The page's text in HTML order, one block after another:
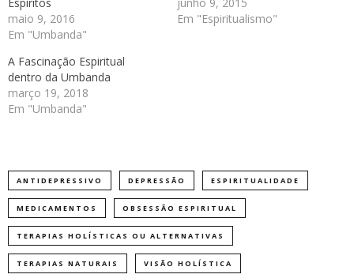
Espíritos
maio 9, 2016
Em "Umbanda"
junho 9, 2015
Em "Espiritualismo"
A Fascinação Espiritual
dentro da Umbanda
março 19, 2018
Em "Umbanda"
ANTIDEPRESSIVO DEPRESSÃO ESPIRITUALIDADE
MEDICAMENTOS OBSESSÃO ESPIRITUAL
TERAPIAS HOLÍSTICAS OU ALTERNATIVAS
TERAPIAS NATURAIS VISÃO HOLÍSTICA